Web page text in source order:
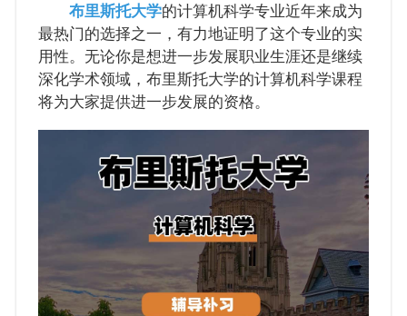
布里斯托大学的计算机科学专业近年来成为
最热门的选择之一，有力地证明了这个专业的实
用性。无论你是想进一步发展职业生涯还是继续
深化学术领域，布里斯托大学的计算机科学课程
将为大家提供进一步发展的资格。